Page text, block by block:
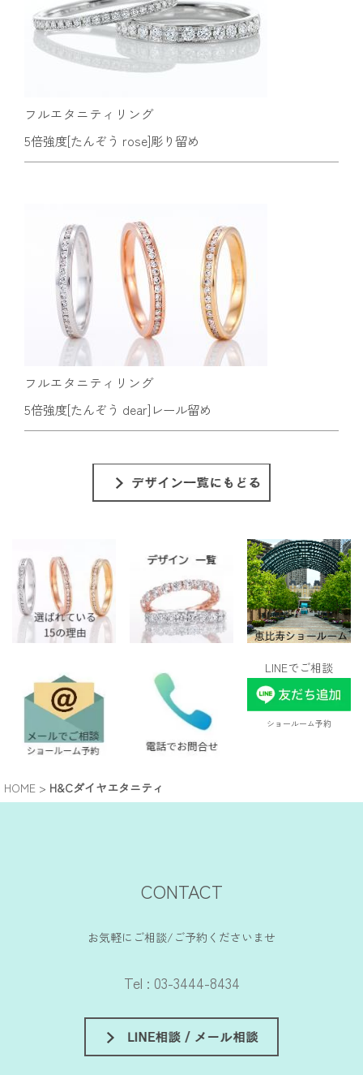
フルエタニティリング
5倍強度[たんぞう rose]彫り留め
フルエタニティリング
5倍強度[たんぞう dear]レール留め
LINEでご相談
ショールーム予約
HOME > H&Cダイヤエタニティ
CONTACT
お気軽にご相談/ご予約くださいませ
Tel : 03-3444-8434